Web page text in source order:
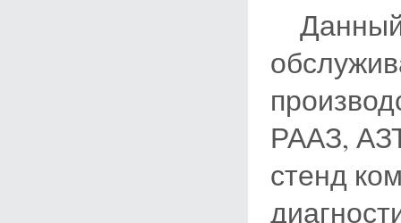
Данный
РААЗ,
стенд